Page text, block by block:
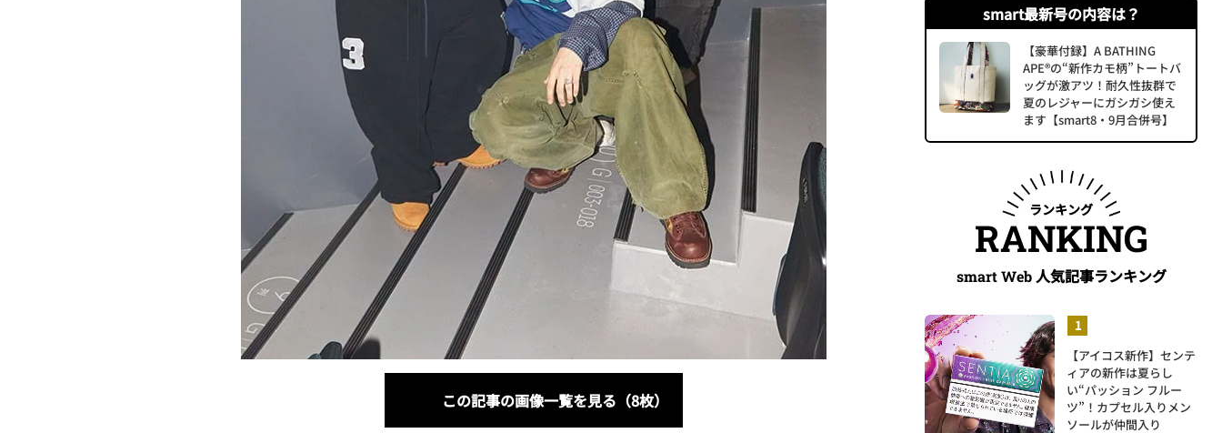
この記事の画像一覧を見る（8枚）
smart最新号の内容は？
【豪華付録】A BATHING
APE®の“新作カモ柄”トートバ
ッグが激アツ！耐久性抜群で
夏のレジャーにガシガシ使え
ます【smart8・9月合併号】
ランキング
RANKING
smart Web人気記事ランキング
【アイコス新作】センテ
ィアの新作は夏らし
い“パッション フルー
ツ”！カプセル入りメン
ソールが仲間入り